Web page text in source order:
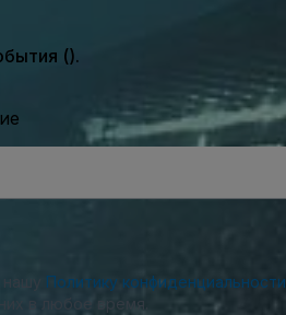
().
Политику конфиденциальности
в любое время.